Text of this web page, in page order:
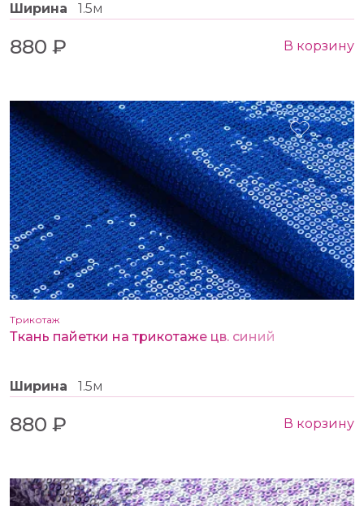
Ширина 1.5м
880 ₽ В корзину
Трикотаж
Ткань пайетки на трикотаже цв. синий
Ширина 1.5м
880 ₽ В корзину